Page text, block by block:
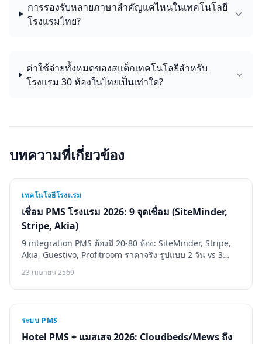
การรองรับหลายภาษาสำคัญแค่ไหนในเทคโนโลยี
โรงแรมไทย?
ค่าใช้จ่ายทั้งหมดของสแต็กเทคโนโลยีสำหรับ
โรงแรม 30 ห้องในไทยเป็นเท่าใด?
บทความที่เกี่ยวข้อง
เทคโนโลยีโรงแรม
เชื่อม PMS โรงแรม 2026: 9 จุดเชื่อม (SiteMinder,
Stripe, Akia)
9 integration PMS ต้องมี 20-80 ห้อง: SiteMinder, Stripe,
Akia, Guestivo, Profitroom ราคาจริง รูปแบบ 2 วัน vs 3
23 เมษายน 2569
ระบบ PMS
Hotel PMS + แมสเสจ 2026: Cloudbeds/Mews ถึง